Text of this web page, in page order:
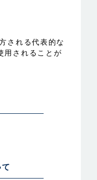
される代表的な
用されることが